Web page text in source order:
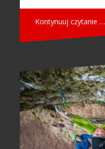
Kontynuuj czytanie …